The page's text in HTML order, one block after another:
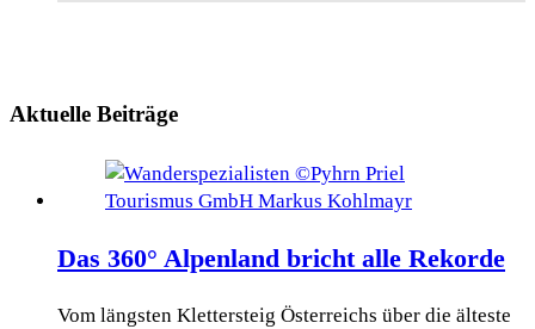
Aktuelle Beiträge
Das 360° Alpenland bricht alle Rekorde
Vom längsten Klettersteig Österreichs über die älteste